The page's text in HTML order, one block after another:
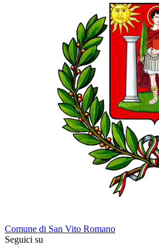
Comune di San Vito Romano
Seguici su